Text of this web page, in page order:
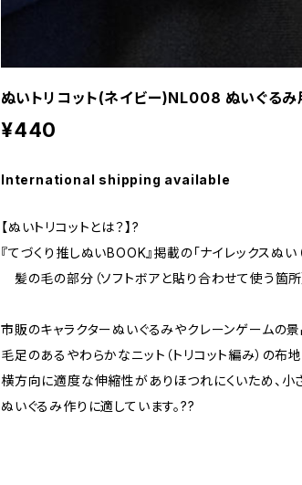
ぬいトリコット(ネイビー)NL008 ぬいぐる
¥440
International shipping available
【ぬいトリコットとは？】?
『てづくり推しぬいBOOK』掲載の「ナイレックスぬい
髪の毛の部分（ソフトボアと貼り合わせて使う箇
市販のキャラクターぬいぐるみやクレーンゲームの
毛足のあるやわらかなニット（トリコット編み）の布地
横方向に適度な伸縮性がありほつれにくいため、小
ぬいぐるみ作りに適しています。??